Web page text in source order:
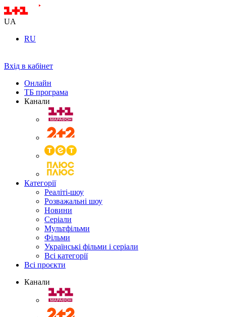
UA
RU
Вхід в кабінет
Онлайн
ТБ програма
Канали
Категорії
Реаліті-шоу
Розважальні шоу
Новини
Серіали
Мультфільми
Фільми
Українські фільми і серіали
Всі категорії
Всі проєкти
Канали